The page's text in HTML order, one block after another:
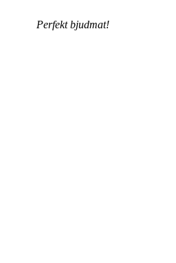
Perfekt bjudmat!